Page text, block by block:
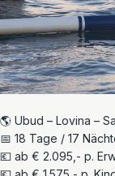
🌎 Ubud – Lovina –
📅 18 Tage / 17
💶 ab € 2.095,- p.